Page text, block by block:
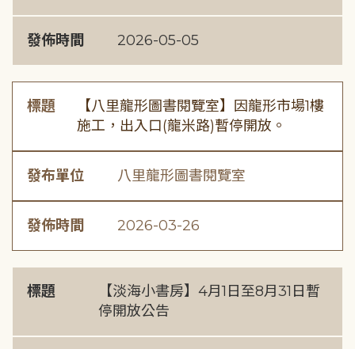
發佈時間 2026-05-05
標題
【八里龍形圖書閱覽室】因龍形市場1樓
施工，出入口(龍米路)暫停開放。
發布單位 八里龍形圖書閱覽室
發佈時間 2026-03-26
標題
【淡海小書房】4月1日至8月31日暫
停開放公告